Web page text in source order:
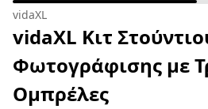
vidaXL
vidaXL Κιτ
Φωτογράφισης με
Ομπρέλες